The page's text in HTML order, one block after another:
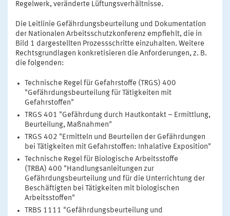
Regelwerk, veränderte Lüftungsverhältnisse.
Die Leitlinie Gefährdungsbeurteilung und Dokumentation
der Nationalen Arbeitsschutzkonferenz empfiehlt, die in
Bild 1 dargestellten Prozessschritte einzuhalten. Weitere
Rechtsgrundlagen konkretisieren die Anforderungen, z. B.
die folgenden:
Technische Regel für Gefahrstoffe (TRGS) 400
"Gefährdungsbeurteilung für Tätigkeiten mit
Gefahrstoffen"
TRGS 401 "Gefährdung durch Hautkontakt – Ermittlung,
Beurteilung, Maßnahmen"
TRGS 402 "Ermitteln und Beurteilen der Gefährdungen
bei Tätigkeiten mit Gefahrstoffen: Inhalative Exposition"
Technische Regel für Biologische Arbeitsstoffe
(TRBA) 400 "Handlungsanleitungen zur
Gefährdungsbeurteilung und für die Unterrichtung der
Beschäftigten bei Tätigkeiten mit biologischen
Arbeitsstoffen"
TRBS 1111 "Gefährdungsbeurteilung und